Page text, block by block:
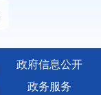
政府信息公开
政务服务